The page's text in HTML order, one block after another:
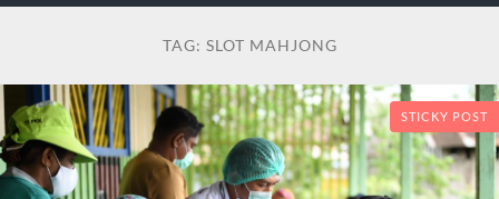
TAG: SLOT MAHJONG
STICKY POST